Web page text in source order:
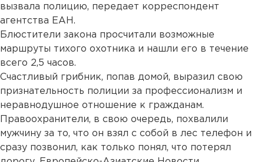
вызвала полицию, передает корреспондент
агентства ЕАН.
Блюстители закона просчитали возможные
маршруты тихого охотника и нашли его в течение
всего 2,5 часов.
Счастливый грибник, попав домой, выразил свою
признательность полиции за профессионализм и
неравнодушное отношение к гражданам.
Правоохранители, в свою очередь, похвалили
мужчину за то, что он взял с собой в лес телефон и
сразу позвонил, как только понял, что потерял